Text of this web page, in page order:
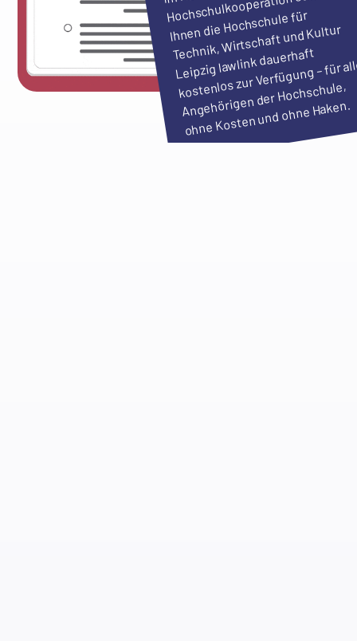
Ihnen die Hochschule für
Wirtschaft und Kultur
Leipzig lawlink dauerhaft
kostenlos zur Verfügung – für
Angehörigen der Hochschule,
ohne Kosten und ohne Haken.